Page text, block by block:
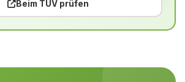
Beim TÜV prüfen